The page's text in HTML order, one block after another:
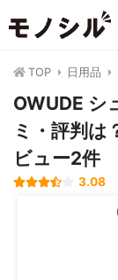
TOP 日用品
OWUDE シ
ミ・評判は
ビュー2件
3.08